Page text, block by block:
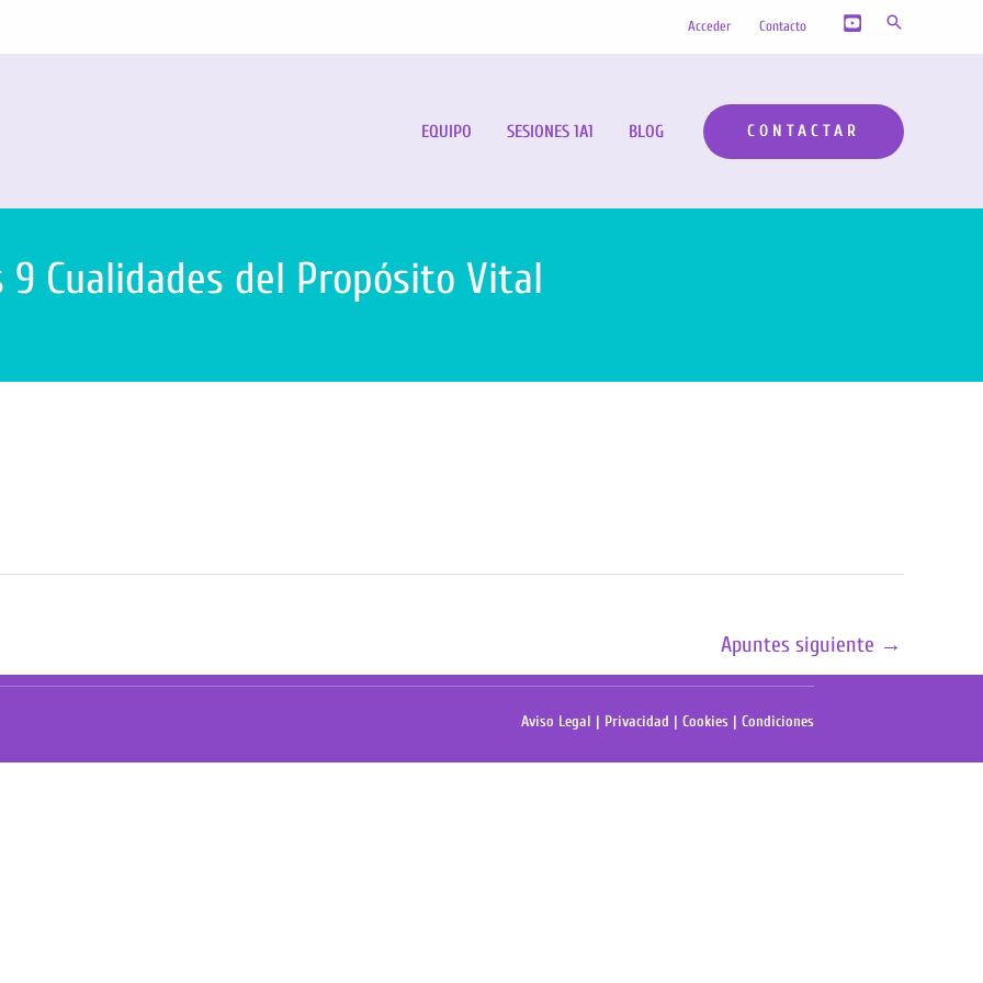
Acceder Contacto Buscar
EQUIPO SESIONES 1A1 BLOG CONTACTAR
9 Cualidades del Propósito Vital
Apuntes siguiente →
Aviso Legal | Privacidad | Cookies | Condiciones